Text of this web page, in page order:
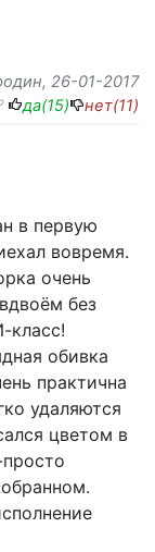
, 26-01-2017
да(15) нет(11)
в первую
вовремя.
очень
без
класс!
обивка
практична
удаляются
цветом в